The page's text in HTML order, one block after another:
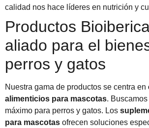
calidad nos hace líderes en nutrición y
Productos
aliado para el
perros y gatos
Nuestra gama de productos se centra en
alimenticios para mascotas.
máximo para perros y gatos. Los
para mascotas ofrecen soluciones